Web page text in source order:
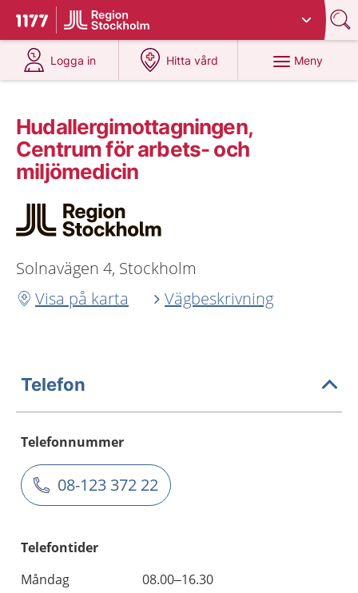
Till startsidan för 1177
Du har valt region
Logga in
på 1177.se
Hitta vård
på 1177.se
Meny
Hudallergimottagningen,
Centrum för arbets- och
miljömedicin
Solnavägen 4, Stockholm
Visa på karta
Vägbeskrivning
Telefon
Telefonnummer
08-123 372 22
Telefontider
Måndag
08.00–16.30